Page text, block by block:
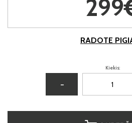
RADOTE
Kiekis:
−